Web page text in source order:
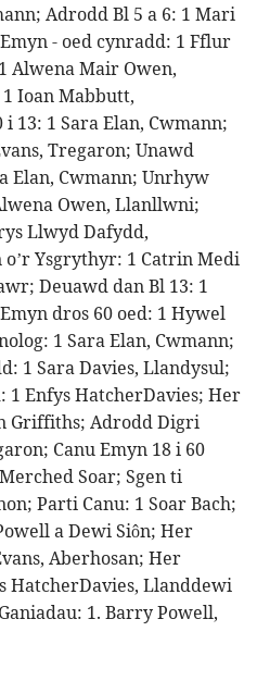
Adrodd Bl 5 a 6: 1 Mari
- oed cynradd: 1 Fflur
Alwena Mair Owen,
Ioan Mabbutt,
13: 1 Sara Elan, Cwmann;
Tregaron; Unawd
Elan, Cwmann; Unrhyw
Owen, Llanllwni;
Llwyd Dafydd,
Ysgrythyr: 1 Catrin Medi
Deuawd dan Bl 13: 1
dros 60 oed: 1 Hywel
1 Sara Elan, Cwmann;
1 Sara Davies, Llandysul;
1 Enfys HatcherDavies; Her
Griffiths; Adrodd Digri
Canu Emyn 18 i 60
Soar; Sgen ti
Parti Canu: 1 Soar Bach;
a Dewi Siôn; Her
Aberhosan; Her
HatcherDavies, Llanddewi
1. Barry Powell,